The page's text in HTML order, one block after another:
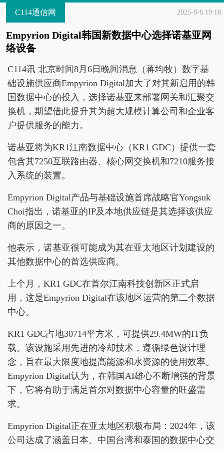
C114通信网 2025-8-6 19:18
Empyrion Digital韩国新数据中心选择诺基亚网
络设备
C114讯 北京时间8月6日晚间消息（蒋均牧）数字基
础设施供应商Empyrion Digital加大了对其新启用的韩
国数据中心的投入，选择诺基亚来部署网关和汇聚交
换机，期望借此提升其为超大规模计算公司和企业客
户提供服务的能力。
诺基亚将为KR1江南数据中心（KR1 GDC）提供一套
包含其7250互联路由器、核心网交换机和7210服务接
入系统的装置。
Empyrion Digital产品与基础设施首席战略官Yongsuk
Choi指出，诺基亚的IP及本地供应链是其选择该供应
商的原因之一。
他表示，诺基亚很可能成为其在亚太地区计划建设的
其他数据中心的首选供应商。
上个月，KR1 GDC在首尔江南科技创新区正式启
用，这是Empyrion Digital在该地区运营的第二个数据
中心。
KR1 GDC占地30714平方米，可提供29.4MW的IT负
载。该设施采用先进的冷却技术，遵循绿色设计理
念，旨在最大限度地提高能源和水资源的使用效率。
Empyrion Digital认为，在韩国AI雄心不断增强的背景
下，它将有助于满足首尔对数据中心容量的旺盛需
求。
Empyrion Digital正在亚太地区积极布局：2024年，该
公司达成了涵盖日本、中国台湾和泰国的数据中心交